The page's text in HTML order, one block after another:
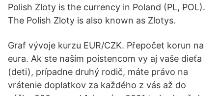
Polish Zloty is the currency in Poland (PL, POL).
The Polish Zloty is also known as Zlotys.
Graf vývoje kurzu EUR/CZK. Přepočet korun na
eura. Ak ste naším poistencom vy aj vaše dieťa
(deti), prípadne druhý rodič, máte právo na
vrátenie doplatkov za každého z vás až do